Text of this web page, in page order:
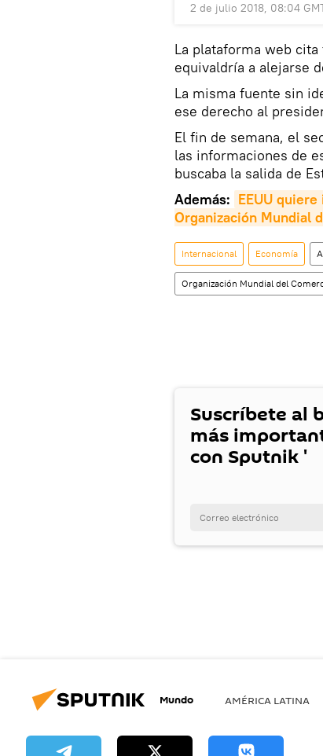
2 de julio 2018, 08:04
La plataforma web
equivaldría a alejarse
La misma fuente sin
ese derecho al
El fin de semana, el
las informaciones de
buscaba la salida de
Además: EEUU
Organización Mundial
Internacional Economía
Organización Mundial del
Suscríbete al
más
con Sputnik '
Mundo AMÉRICA LATINA